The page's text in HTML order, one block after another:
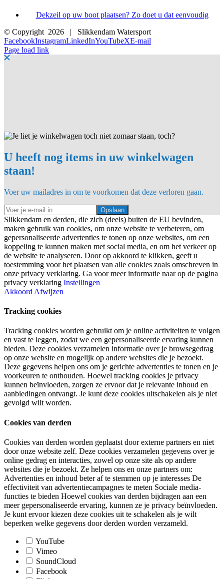
Dekzeil op uw boot plaatsen? Zo doet u dat eenvoudig
© Copyright 2026 | Slikkendam Watersport
FacebookInstagramLinkedInYouTubeXE-mail
Page load link
U heeft nog items in uw winkelwagen
staan!
Voer uw mailadres in om te voorkomen dat deze verloren gaan.
Opslaan
Slikkendam en derden, die zich (deels) buiten de EU bevinden,
maken gebruik van cookies, om onze website te verbeteren, om
gepersonaliseerde advertenties te tonen op onze websites, om een
koppeling te kunnen maken met social media, en om het verkeer op
de website te analyseren. Door op akkoord te klikken, geeft u
toestemming voor het plaatsen van alle cookies zoals omschreven in
onze privacy verklaring. Ga voor meer informatie naar op de pagina
privacy verklaring Instellingen
Akkoord Afwijzen
Tracking cookies
Tracking cookies worden gebruikt om je online activiteiten te volgen
en vast te leggen, zodat we een gepersonaliseerde ervaring kunnen
bieden. Deze cookies verzamelen informatie over je browsegedrag
op onze website en mogelijk op andere websites die je bezoekt.
Deze gegevens helpen ons om je gerichte advertenties te tonen en je
voorkeuren te onthouden. Hoewel tracking cookies je privacy
kunnen beïnvloeden, zorgen ze ervoor dat je relevante inhoud en
aanbiedingen ontvangt. Je kunt deze cookies uitschakelen als je niet
gevolgd wilt worden.
Cookies van derden
Cookies van derden worden geplaatst door externe partners en niet
door onze website zelf. Deze cookies verzamelen gegevens over je
online gedrag en interacties, zowel op onze site als op andere
websites die je bezoekt. Ze helpen ons en onze partners om:
Advertenties en inhoud beter af te stemmen op je interesses De
effectiviteit van advertentiecampagnes te meten Sociale media-
functies te bieden Hoewel cookies van derden bijdragen aan een
meer gepersonaliseerde ervaring, kunnen ze je privacy beïnvloeden.
Je kunt ervoor kiezen deze cookies uit te schakelen als je wilt
beperken welke gegevens door derden worden verzameld.
YouTube
Vimeo
SoundCloud
Facebook